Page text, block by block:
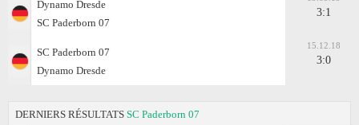
Dynamo Dresde
SC Paderborn 07
3:1
SC Paderborn 07
Dynamo Dresde
15.12.18
3:0
DERNIERS RÉSULTATS SC Paderborn 07